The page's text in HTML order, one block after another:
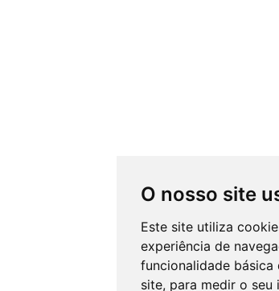
O nosso site
Este site utiliza
experiência de
funcionalidade básica
site, para medir o seu